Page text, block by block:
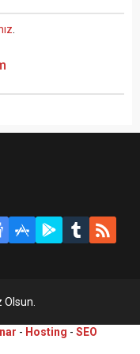
taşıyor. LÖSEV,
20 yıldır
Türkiye...
- Hosting - SEO